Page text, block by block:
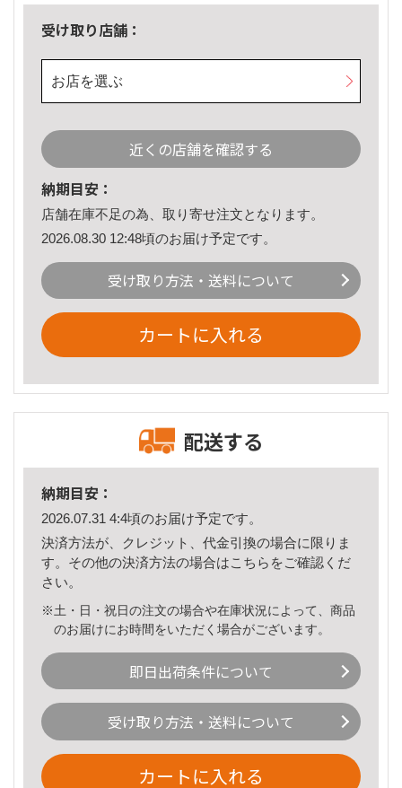
受け取り店舗：
お店を選ぶ
近くの店舗を確認する
納期目安：
店舗在庫不足の為、取り寄せ注文となります。
2026.08.30 12:48頃のお届け予定です。
受け取り方法・送料について
カートに入れる
配送する
納期目安：
2026.07.31 4:4頃のお届け予定です。
決済方法が、クレジット、代金引換の場合に限りま
す。その他の決済方法の場合はこちら をご確認くだ
さい。
※土・日・祝日の注文の場合や在庫状況によって、商品
のお届けにお時間をいただく場合がございます。
即日出荷条件について
受け取り方法・送料について
カートに入れる